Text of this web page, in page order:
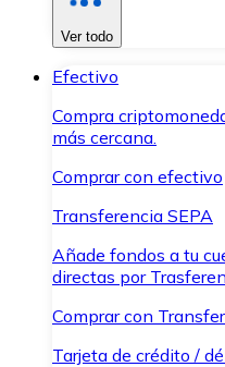
Ver todo
Efectivo
Compra
más cercana.
Comprar con efectivo
Transferencia SEPA
Añade fondos a tu
directas por
Comprar con
Tarjeta de crédito /